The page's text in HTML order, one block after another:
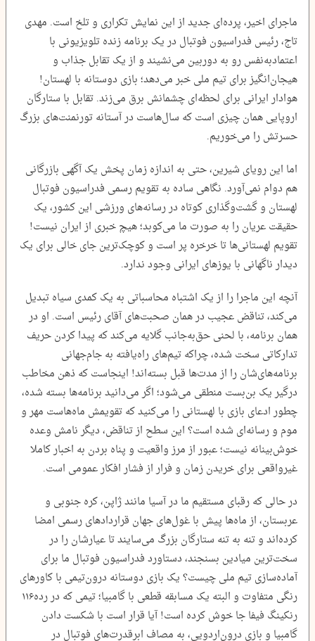
ماجرای اخیر، پرده‌ای جدید از این نمایش تکراری و تلخ است. مهدی
تاج، رئیس فدراسیون فوتبال در یک برنامه زنده تلویزیونی با
اعتمادبه‌نفس رو به دوربین می‌نشیند و از یک تقابل جذاب و
هیجان‌انگیز برای تیم ملی خبر می‌دهد؛ بازی دوستانه با لهستان!
هوادار ایرانی برای لحظه‌ای چشمانش برق می‌زند. تقابل با ستارگان
اروپایی همان چیزی است که سال‌هاست در آستانه تورنمنت‌های بزرگ
حسرتش را می‌خوریم.
اما این رویای شیرین، حتی به اندازه زمان پخش یک آگهی بازرگانی
هم دوام نمی‌آورد. نگاهی ساده به تقویم رسمی فدراسیون فوتبال
لهستان و گشت‌وگذاری کوتاه در رسانه‌های ورزشی این کشور، یک
حقیقت عریان را به صورت ما می‌کوبد؛ هیچ خبری از ایران نیست!
تقویم لهستانی‌ها تا خرخره پر است و کوچک‌ترین جای خالی برای یک
دیدار ناگهانی با یوزهای ایرانی وجود ندارد.
آنچه این ماجرا را از یک اشتباه محاسباتی به یک کمدی سیاه تبدیل
می‌کند، تناقض عجیب در همان صحبت‌های آقای رئیس است. او در
همان برنامه، با لحنی حق‌به‌جانب گلایه می‌کند که پیدا کردن حریف
تدارکاتی سخت شده، چراکه تیم‌های راه‌یافته به جام‌جهانی
برنامه‌های‌شان را از مدت‌ها قبل بسته‌اند! اینجاست که ذهن مخاطب
درگیر یک بن‌بست منطقی می‌شود؛ اگر می‌دانید برنامه‌ها بسته شده،
چطور ادعای بازی با لهستانی را می‌کنید که تقویمش ماه‌هاست مهر و
موم و رسانه‌ای شده است؟ این سطح از تناقض، دیگر نامش وعده
خوش‌بینانه نیست؛ عبور از مرز واقعیت و پناه بردن به اخبار کاملا
غیرواقعی برای خریدن زمان و فرار از فشار افکار عمومی است.
در حالی که رقبای مستقیم ما در آسیا مانند ژاپن، کره جنوبی و
عربستان، از ماه‌ها پیش با غول‌های جهان قراردادهای رسمی امضا
کرده‌اند و تنه به تنه ستارگان بزرگ می‌سایند تا عیارشان را در
سخت‌ترین میادین بسنجند، دستاورد فدراسیون فوتبال ما برای
آماده‌سازی تیم ملی چیست؟ یک بازی دوستانه درون‌تیمی با کاورهای
رنگی متفاوت و البته یک مسابقه قطعی با گامبیا؛ تیمی که در رده‌۱۱۶
رنکینگ فیفا جا خوش کرده است! آیا قرار است با شکست دادن
گامبیا و بازی درون‌اردویی، به مصاف ابرقدرت‌های فوتبال در